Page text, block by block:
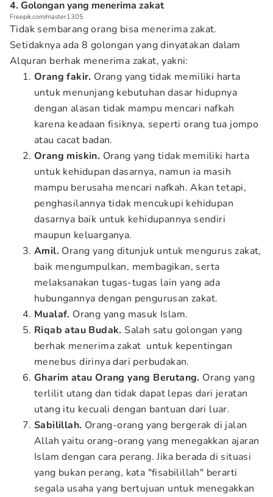
4. Golongan yang menerima zakat
Freepik.com/master1305
Tidak sembarang orang bisa menerima zakat.
Setidaknya ada 8 golongan yang dinyatakan dalam
Alquran berhak menerima zakat, yakni:
Orang fakir. Orang yang tidak memiliki harta
untuk menunjang kebutuhan dasar hidupnya
dengan alasan tidak mampu mencari nafkah
karena keadaan fisiknya, seperti orang tua jompo
atau cacat badan.
Orang miskin. Orang yang tidak memiliki harta
untuk kehidupan dasarnya, namun ia masih
mampu berusaha mencari nafkah. Akan tetapi,
penghasilannya tidak mencukupi kehidupan
dasarnya baik untuk kehidupannya sendiri
maupun keluarganya.
Amil. Orang yang ditunjuk untuk mengurus zakat,
baik mengumpulkan, membagikan, serta
melaksanakan tugas-tugas lain yang ada
hubungannya dengan pengurusan zakat.
Mualaf. Orang yang masuk Islam.
Riqab atau Budak. Salah satu golongan yang
berhak menerima zakat untuk kepentingan
menebus dirinya dari perbudakan.
Gharim atau Orang yang Berutang. Orang yang
terlilit utang dan tidak dapat lepas dari jeratan
utang itu kecuali dengan bantuan dari luar.
Sabilillah. Orang-orang yang bergerak di jalan
Allah yaitu orang-orang yang menegakkan ajaran
Islam dengan cara perang. Jika berada di situasi
yang bukan perang, kata "fisabilillah" berarti
segala usaha yang bertujuan untuk menegakkan